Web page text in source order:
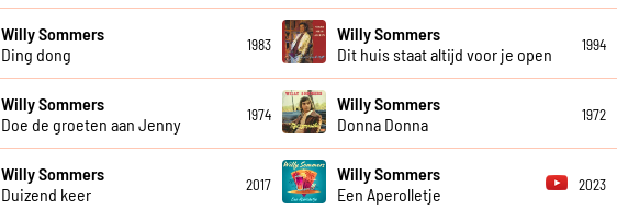
Willy Sommers
Ding dong
1983
Willy Sommers
Dit huis staat altijd voor je open
1994
Willy Sommers
Doe de groeten aan Jenny
1974
Willy Sommers
Donna Donna
1972
Willy Sommers
Duizend keer
2017
Willy Sommers
Een Aperolletje
2023